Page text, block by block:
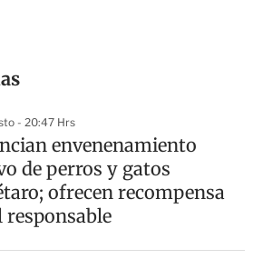
- 20:47 Hrs
envenenamiento
de perros y gatos
ofrecen recompensa
responsable